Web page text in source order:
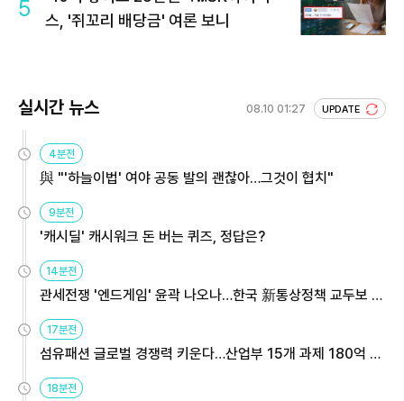
5
스, '쥐꼬리 배당금' 여론 보니
실시간 뉴스 08.10 01:27 UPDATE
4분전
與 "'하늘이법' 여야 공동 발의 괜찮아…그것이 협치"
9분전
'캐시딜' 캐시워크 돈 버는 퀴즈, 정답은?
14분전
관세전쟁 '엔드게임' 윤곽 나오나…한국 新통상정책 교두보 활
용해야
17분전
섬유패션 글로벌 경쟁력 키운다…산업부 15개 과제 180억 지
원
18분전